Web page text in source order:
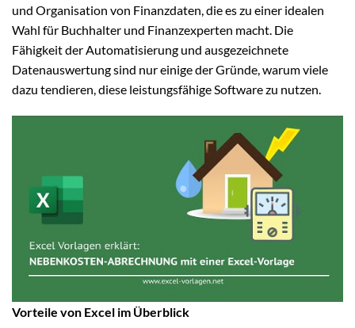
und Organisation von Finanzdaten, die es zu einer idealen
Wahl für Buchhalter und Finanzexperten macht. Die
Fähigkeit der Automatisierung und ausgezeichnete
Datenauswertung sind nur einige der Gründe, warum viele
dazu tendieren, diese leistungsfähige Software zu nutzen.
Vorteile von Excel im Überblick